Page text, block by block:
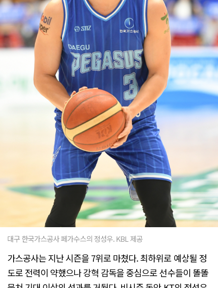
대구 한국가스공사 페가수스의 정성우. KBL 제공
가스공사는 지난 시즌을 7위로 마쳤다. 최하위로 예상될 정
도로 전력이 약했으나 강혁 감독을 중심으로 선수들이 똘똘